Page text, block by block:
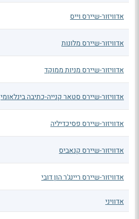
אדוויזור-שיירס וייס
אדוויזור-שיירס מלונות
אדוויזור-שיירס מניות ממוקד
אדוויזור-שיירס סטאר קנייה-כתיבה בינלאומי
אדוויזור-שיירס פסיכדיליה
אדוויזור-שיירס קנאביס
אדוויזור-שיירס ריינג'ר הון דובי
אדוויני